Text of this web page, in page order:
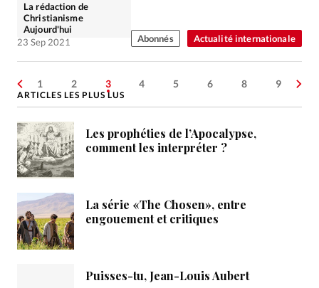
Actualité internationale
La rédaction de
Christianisme
Aujourd'hui
23 Sep 2021
Abonnés
1 2 3 4 5 6 8 9
ARTICLES LES PLUS LUS
Les prophéties de l’Apocalypse,
comment les interpréter ?
La série «The Chosen», entre
engouement et critiques
Puisses-tu, Jean-Louis Aubert